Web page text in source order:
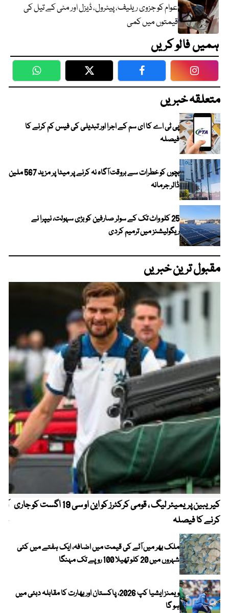
عوام کو جزوی ریلیف، پیٹرول، ڈیزل اور مٹی کے تیل کی
قیمتوں میں کمی
ہمیں فالو کریں
WhatsApp Twitter Facebook
متعلقہ خبریں
پی ٹی اے کا ای سم کے اجرا اور تبدیلی کی فیس کم کرنے کا
فیصلہ
بچوں کو خطرات سے بروقت آگاہ نہ کرنے پر میٹا پر مزید 567 ملین
ڈالر جرمانہ
25 کلو واٹ تک کے سولر صارفین کو بڑی سہولت، نیپرا نے
ریگولیشنز میں ترمیم کردی
مقبول ترین خبریں
کیریبین پریمیئر لیگ ، قومی کرکٹرز کو این او سی 19 اگست کو جاری
کرنے کا فیصلہ
ملک بھر میں آٹے کی قیمت میں اضافہ، ایک ہفتے میں کئی
شہروں میں 20 کلو تھیلا 100 روپے تک مہنگا
ویمنز ایشیا کپ 2026، پاکستان اور بھارت کا مقابلہ دبئی میں
ہو گا